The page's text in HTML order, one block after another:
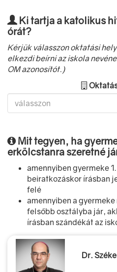
Ki tartja a katolikus
órát?
Kérjük válasszon oktatási
elkezdi beírni az iskola
OM azonosítót.)
válasszon
Mit tegyen, ha
erkölcstanra szeretné
amennyiben gyermeke
beiratkozáskor írásban
felé
amennyiben a
felsőbb osztályba jár,
írásban szándékát az
Dr.